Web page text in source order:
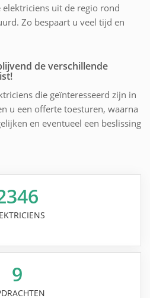
uit de regio rond
Zo bespaart u veel tijd en
de verschillende
die geïnteresseerd zijn in
u een offerte toesturen, waarna
en eventueel een beslissing
9